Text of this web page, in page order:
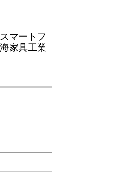
マートフ
家具工業